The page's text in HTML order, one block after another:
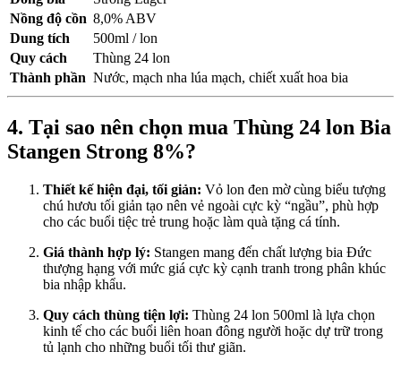
Nồng độ cồn 8,0% ABV
Dung tích
500ml / lon
Quy cách
Thùng 24 lon
Thành phần Nước, mạch nha lúa mạch, chiết xuất hoa bia
4. Tại sao nên chọn mua Thùng 24 lon Bia
Stangen Strong 8%?
Thiết kế hiện đại, tối giản: Vỏ lon đen mờ cùng biểu tượng
chú hươu tối giản tạo nên vẻ ngoài cực kỳ “ngầu”, phù hợp
cho các buổi tiệc trẻ trung hoặc làm quà tặng cá tính.
Giá thành hợp lý: Stangen mang đến chất lượng bia Đức
thượng hạng với mức giá cực kỳ cạnh tranh trong phân khúc
bia nhập khẩu.
Quy cách thùng tiện lợi: Thùng 24 lon 500ml là lựa chọn
kinh tế cho các buổi liên hoan đông người hoặc dự trữ trong
tủ lạnh cho những buổi tối thư giãn.